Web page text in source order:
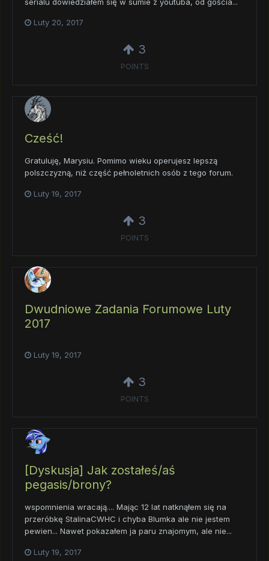
Luty 20, 2017
3
POINTS
Cześć!
Gratuluję, Marysiu. Pomimo wieku operujesz lepszą
polszczyzną, niż część pełnoletnich osób z tego forum.
Luty 19, 2017
3
POINTS
Dwudniowe Zadania Forumowe Luty
2017
Luty 19, 2017
3
POINTS
[Dyskusja] Jak zostałeś/aś
pegasis/brony?
wspomnienia wracają.... Mając 12 lat natknąłem się na
przeróbkę StalinaCWHC i chyba Blumka ale nie jestem
pewien... Nawet pokazałem ja paru znajomym, ale nie...
Luty 19, 2017